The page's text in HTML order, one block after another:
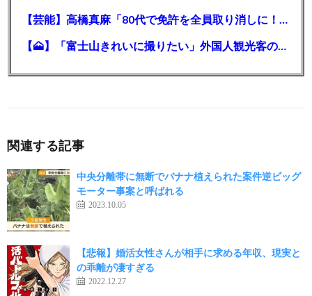
【芸能】高橋真麻「80代で免許を全員取り消しに！」 高齢ドライバーの事故問題で、高齢者の運転免許取り消し法を提案
【🗻】「富士山きれいに撮りたい」外国人観光客のレンタカー事故が急増…「ハンドルが逆で慣れず」、道の狭さも
関連する記事
中央分離帯に無断でバナナ植えられた案件逆ビッグ
モーター事案と呼ばれる
2023.10.05
【悲報】婚活女性さんが相手に求める年収、現実と
の乖離が凄すぎる
2022.12.27